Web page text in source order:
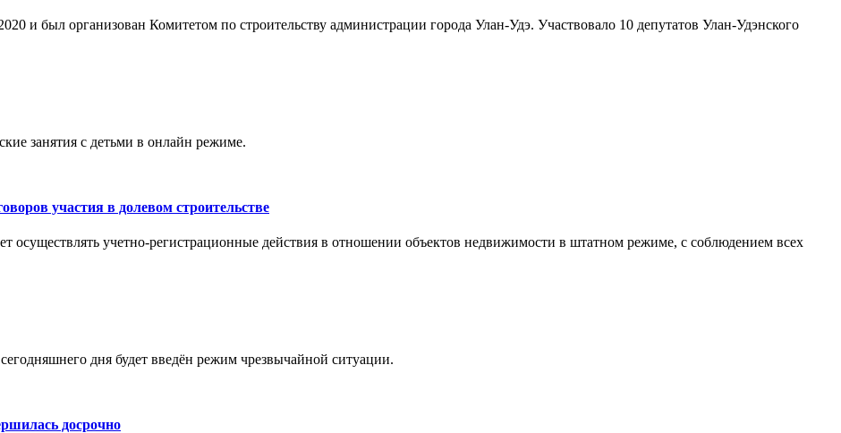
и был организован Комитетом по строительству администрации города Улан-Удэ. Участвовало 10 депутатов Улан-Удэнского
занятия с детьми в онлайн режиме.
участия в долевом строительстве
осуществлять учетно-регистрационные действия в отношении объектов недвижимости в штатном режиме, с соблюдением всех
дня будет введён режим чрезвычайной ситуации.
досрочно